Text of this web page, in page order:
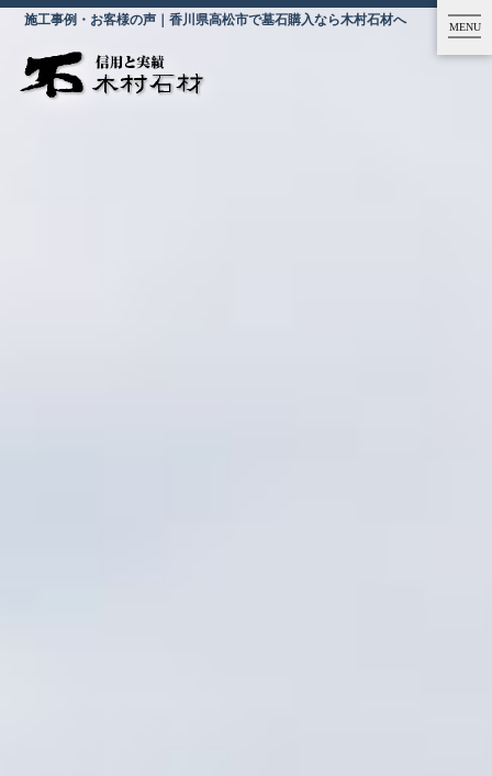
施工事例・お客様の声｜香川県高松市で墓石購入なら木村石材へ MENU